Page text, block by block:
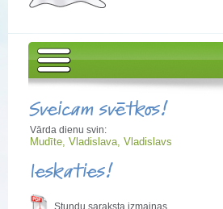
Sveicam svētkos!
Vārda dienu svin:
Mudīte, Vladislava, Vladislavs
Ieskaties!
Stundu saraksta izmaiņas